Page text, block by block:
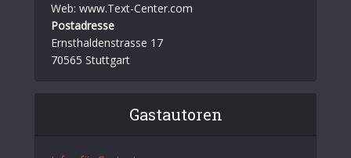
Web: www.Text-Center.com
Postadresse
Ernsthaldenstrasse 17
70565 Stuttgart
Gastautoren